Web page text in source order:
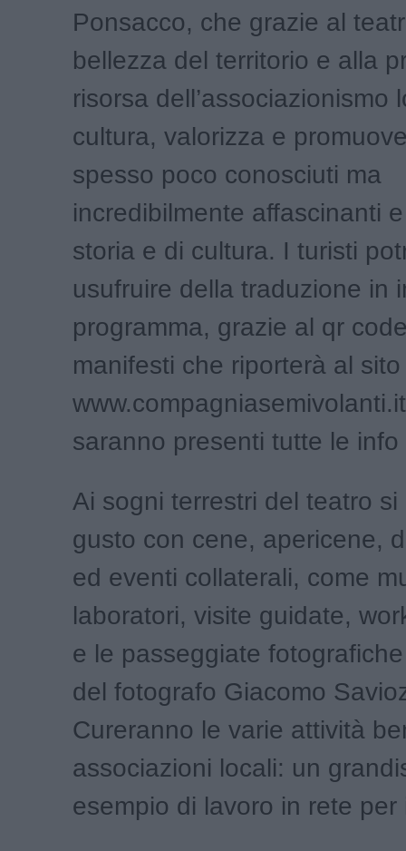
Ponsacco, che grazie al
bellezza del territorio e alla
risorsa dell’associazionismo
cultura, valorizza e
spesso poco conosciuti ma
incredibilmente affascinanti
storia e di cultura. I turisti
usufruire della traduzione in
programma, grazie al qr
manifesti che riporterà al sito
saranno presenti tutte le
Ai sogni terrestri del teatro si
gusto con cene, apericene,
ed eventi collaterali, come
laboratori, visite guidate,
e le passeggiate
del fotografo Giacomo
Cureranno le varie attività
associazioni locali: un
esempio di lavoro in rete per